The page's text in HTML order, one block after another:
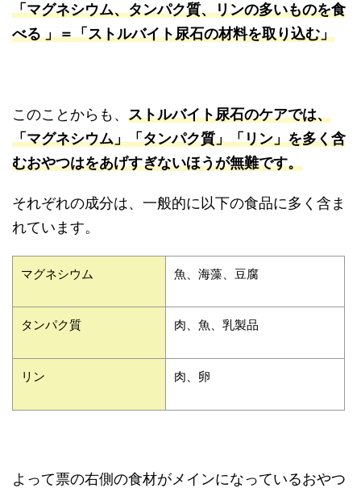
「マグネシウム、タンパク質、リンの多いものを食
べる 」＝「ストルバイト尿石の材料を取り込む」
このことからも、 ストルバイト尿石のケアでは、
「マグネシウム」「タンパク質」「リン」を多く含
むおやつはをあげすぎないほうが無難です。
それぞれの成分は、一般的に以下の食品に多く含ま
れています。
マグネシウム 魚、海藻、豆腐
タンパク質 肉、魚、乳製品
リン 肉、卵
よって票の右側の食材がメインになっているおやつ